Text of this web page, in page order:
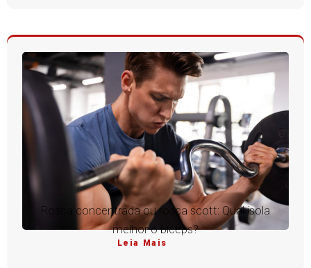
Rosca concentrada ou rosca scott: Qual isola
melhor o bíceps?
Leia Mais